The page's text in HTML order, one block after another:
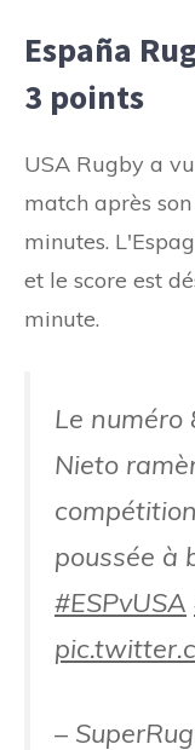
España
3 points
USA Rugby a
match après
minutes.
et le score est
minute.
Le numéro
Nieto
poussée à
#ESPvUSA
–